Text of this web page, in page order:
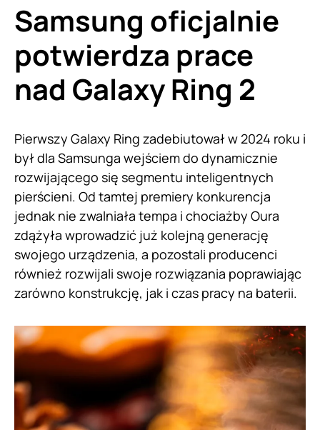
Samsung oficjalnie
potwierdza prace
nad Galaxy Ring 2
Pierwszy Galaxy Ring zadebiutował w 2024 roku i
był dla Samsunga wejściem do dynamicznie
rozwijającego się segmentu inteligentnych
pierścieni. Od tamtej premiery konkurencja
jednak nie zwalniała tempa i chociażby Oura
zdążyła wprowadzić już kolejną generację
swojego urządzenia, a pozostali producenci
również rozwijali swoje rozwiązania poprawiając
zarówno konstrukcję, jak i czas pracy na baterii.